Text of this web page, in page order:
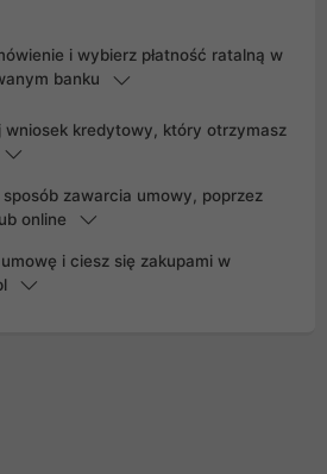
i wybierz płatność ratalną w
banku
wniosek kredytowy, który otrzymasz
zawarcia umowy, poprzez
online
i ciesz się zakupami w